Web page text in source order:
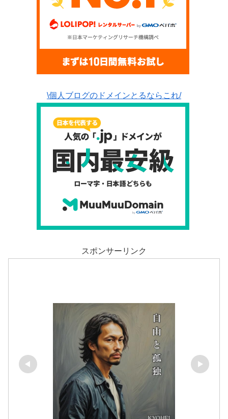
\個人ブログのドメインとるならこれ/
スポンサーリンク